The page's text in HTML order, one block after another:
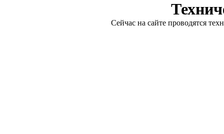
Сейчас на сайте проводятся